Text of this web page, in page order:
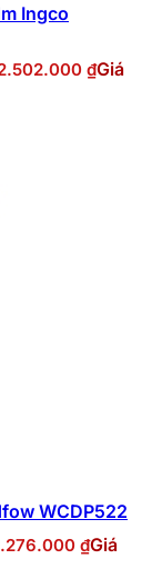
Ingco
₫Giá
WCDP522
₫Giá